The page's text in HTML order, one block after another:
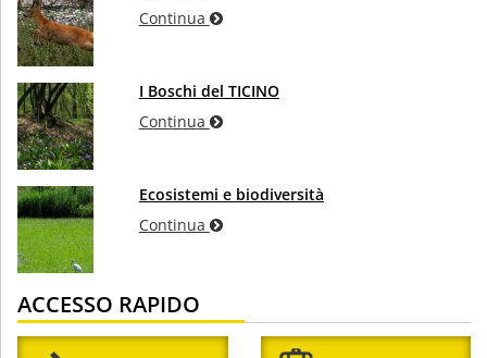
Continua
I Boschi del TICINO
Continua
Ecosistemi e biodiversità
Continua
ACCESSO RAPIDO